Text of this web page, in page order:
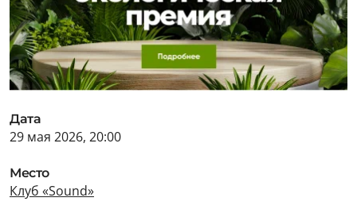
Дата
29 мая 2026, 20:00
Место
Клуб «Sound»